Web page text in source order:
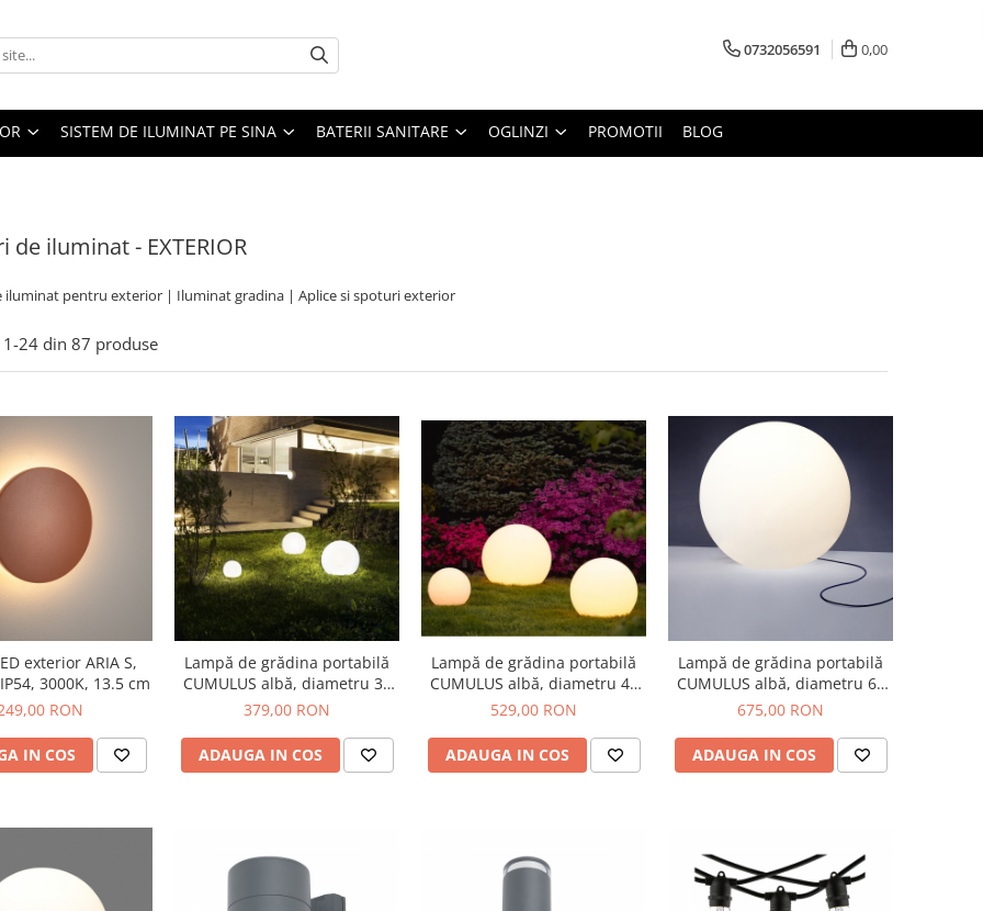
0732056591 0,00
SISTEM DE ILUMINAT PE SINA BATERII SANITARE OGLINZI PROMOTII BLOG
de iluminat - EXTERIOR
iluminat pentru exterior | Iluminat gradina | Aplice si spoturi exterior
1-24 din 87 produse
exterior ARIA S,
3000K, 13.5 cm
RON
IN COS
Lampă de grădina portabilă
CUMULUS albă, diametru 30
cm
379,00 RON
ADAUGA IN COS
Lampă de grădina portabilă
CUMULUS albă, diametru 45
cm
529,00 RON
ADAUGA IN COS
Lampă de grădina portabilă
CUMULUS albă, diametru 60
cm
675,00 RON
ADAUGA IN COS